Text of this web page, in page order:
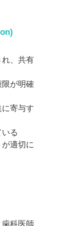
れ、共有
が明確
寄与す
る
適切に
科医師